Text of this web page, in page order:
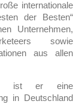
internationale
der Besten“
Unternehmen,
sowie
aus allen
ist er eine
in Deutschland